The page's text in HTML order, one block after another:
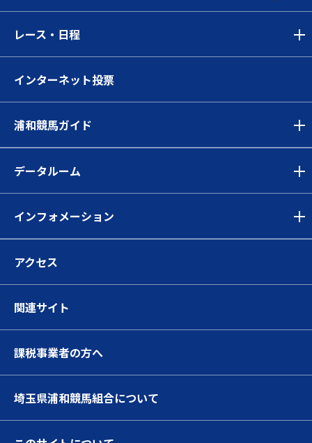
レース・日程
インターネット投票
浦和競馬ガイド
データルーム
インフォメーション
アクセス
関連サイト
課税事業者の方へ
埼玉県浦和競馬組合について